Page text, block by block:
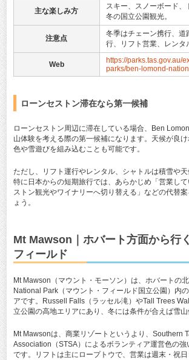
主な楽しみ方
スキー、スノーボード、
冬の国立公園観光。
注意点
冬季はチェーン携行、道
行、リフト営業、レンタ
Web
https://parks.tas.gov.au/
parks/ben-lomond-
ローンセストン滞在なら第一候補
ローンセストン周辺に滞在している場合、Ben
山体験を考える際の第一候補になります。天候が良
色や雪遊びを組み込むことも可能です。
ただし、リフト運行やレンタル、シャトルは積雪や天
特に日本からの短期旅行では、あらかじめ「営業し
ストン観光やワイナリーへ切り替える」などの代替
ょう。
Mt Mawson｜ホバート方面から行
フィールド
Mt Mawson（マウント・モーソン）は、ホバートの
National Park（マウント・フィールド国立公園）内
アです。Russell Falls（ラッセル滝）やTall Trees
立公園の高地エリアにあり、冬には条件が合えば雪山
Mt Mawsonは、商業リゾートというより、Southern
Association（STSA）によるボランティア運営色の強
です。リフトは主にロープトウで、営業は週末・祝